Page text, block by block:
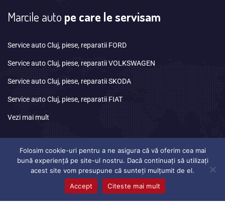
Marcile auto pe care le servisam
Service auto Cluj, piese, reparatii FORD
Service auto Cluj, piese, reparatii VOLKSWAGEN
Service auto Cluj, piese, reparatii SKODA
Service auto Cluj, piese, reparatii FIAT
Vezi mai mult
Programde lucru
08:30 – 17:00
Folosim cookie-uri pentru a ne asigura că vă oferim cea mai
bună experiență pe site-ul nostru. Dacă continuați să utilizați
acest site vom presupune că sunteți mulțumit de el.
Accept
Citeste mai mult